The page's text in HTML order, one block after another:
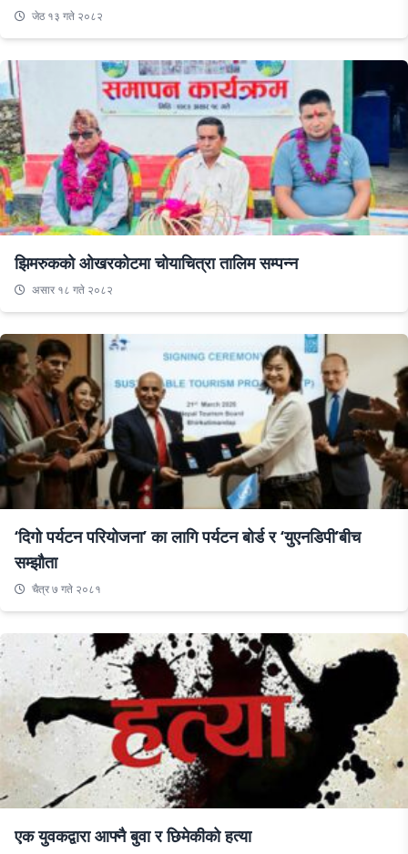
जेठ १३ गते २०८२
झिमरुकको ओखरकोटमा चोयाचित्रा तालिम सम्पन्न
असार १८ गते २०८२
‘दिगो पर्यटन परियोजना’ का लागि पर्यटन बोर्ड र ‘युएनडिपी’बीच
सम्झौता
चैत्र ७ गते २०८१
एक युवकद्वारा आफ्नै बुवा र छिमेकीको हत्या